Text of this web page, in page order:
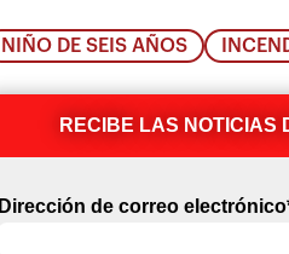
NIÑO DE SEIS AÑOS
RECIBE LAS NOTICIAS
Dirección de correo electrónico